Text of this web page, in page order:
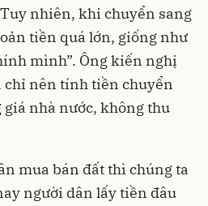
nhiên, khi chuyển sang
tiền quá lớn, giống như
mình”. Ông kiến nghị
chỉ nên tính tiền chuyển
nhà nước, không thu
mua bán đất thì chúng ta
người dân lấy tiền đâu